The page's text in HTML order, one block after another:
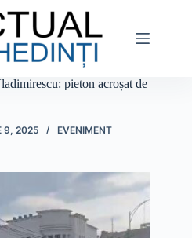
pieton acroșat de
9, 2025 EVENIMENT